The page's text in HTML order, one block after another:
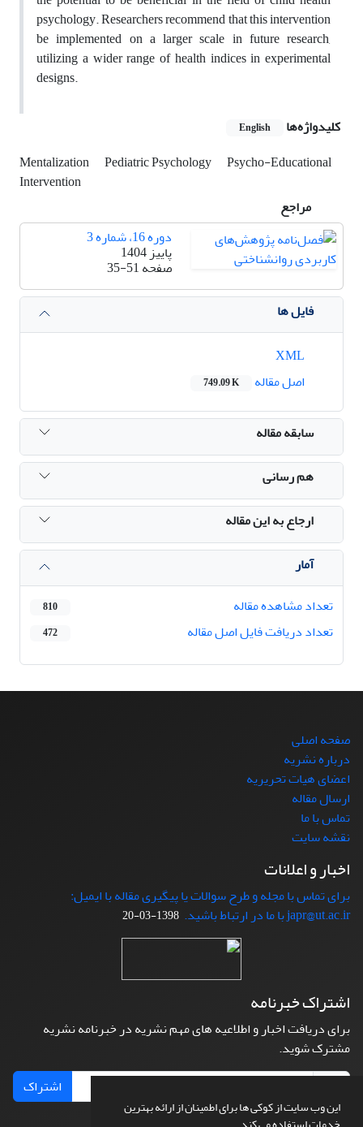
این وب سایت از کوکی ها برای اطمینان از ارائه بهترین
psychology. Researchers recommend that this intervention
be implemented on a larger scale in future research,
utilizing a wider range of health indices in experimental
designs.
کلیدواژه‌ها
English
Mentalization Pediatric Psychology
Psycho-Educational
Intervention
مراجع
دوره 16، شماره 3
پاییز 1404
صفحه35-51
فایل ها
اصل مقاله
749.09 K
سابقه مقاله
هم رسانی
ارجاع به این مقاله
آمار
تعداد مشاهده مقاله
810
تعداد دریافت فایل اصل مقاله 472
صفحه اصلی
درباره نشریه
اعضای هیات تحریریه
ارسال مقاله
تماس با ما
نقشه سایت
اخبار و اعلانات
برای تماس با مجله و طرح سوالات یا پیگیری مقاله با ایمیل:
japr@ut.ac.ir با ما در ارتباط باشید.
1398-03-20
اشتراک خبرنامه
برای دریافت اخبار و اطلاعیه های مهم نشریه در خبرنامه نشریه
مشترک شوید.
اشتراک